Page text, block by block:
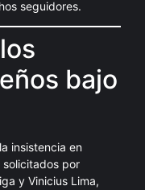
seguidores.
bajo
insistencia en
solicitados por
y Vinicius Lima,